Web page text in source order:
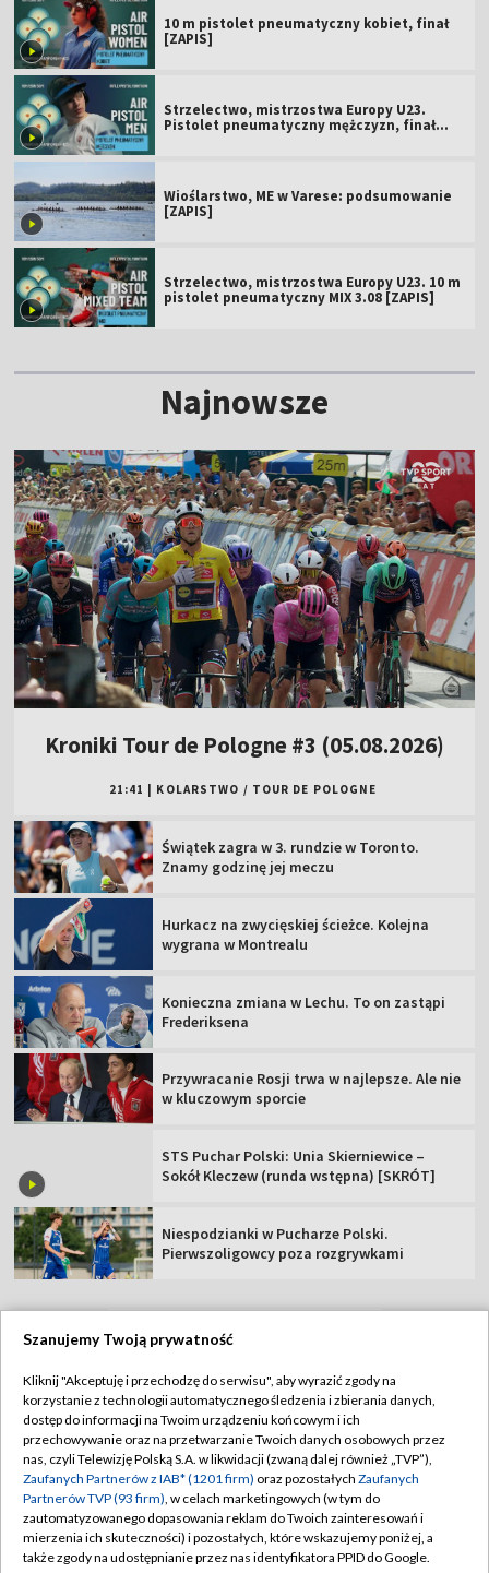
10 m pistolet pneumatyczny kobiet, finał
[ZAPIS]
Strzelectwo, mistrzostwa Europy U23.
Pistolet pneumatyczny mężczyzn, finał
Wioślarstwo, ME w Varese: podsumowanie
[ZAPIS]
Strzelectwo, mistrzostwa Europy U23. 10 m
pistolet pneumatyczny MIX 3.08 [ZAPIS]
Najnowsze
Kroniki Tour de Pologne #3 (05.08.2026)
21:41 KOLARSTWO / TOUR DE POLOGNE
Świątek zagra w 3. rundzie w Toronto.
Znamy godzinę jej meczu
Hurkacz na zwycięskiej ścieżce. Kolejna
wygrana w Montrealu
Konieczna zmiana w Lechu. To on zastąpi
Frederiksena
Przywracanie Rosji trwa w najlepsze. Ale nie
w kluczowym sporcie
STS Puchar Polski: Unia Skierniewice –
Sokół Kleczew (runda wstępna) [SKRÓT]
Niespodzianki w Pucharze Polski.
Pierwszoligowcy poza rozgrywkami
Abonament TVP
Sklep TVP
Biuro Reklamy
Oferta Handlowa
Telegazeta ogłoszenia
Regulamin TVP
Polityka prywatności
Moje zgody
Biuro reklamy
Kontakt
Szanujemy Twoją prywatność
Kliknij "Akceptuję i przechodzę do serwisu", aby wyrazić zgody na
korzystanie z technologii automatycznego śledzenia i zbierania danych,
dostęp do informacji na Twoim urządzeniu końcowym i ich
przechowywanie oraz na przetwarzanie Twoich danych osobowych przez
nas, czyli Telewizję Polską S.A. w likwidacji (zwaną dalej również „TVP”),
Zaufanych Partnerów z IAB* (1201 firm) oraz pozostałych Zaufanych
Partnerów TVP (93 firm), w celach marketingowych (w tym do
zautomatyzowanego dopasowania reklam do Twoich zainteresowań i
mierzenia ich skuteczności) i pozostałych, które wskazujemy poniżej, a
także zgody na udostępnianie przez nas identyfikatora PPID do Google.